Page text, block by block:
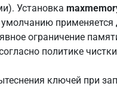
Установка
ограничение
политике
ключей при